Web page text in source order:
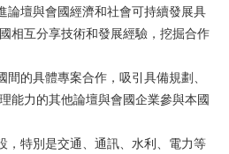
論壇與會國經濟和社會可持續發展具
相互分享技術和發展經驗，挖掘合作
的具體專案合作，吸引具備規劃、
能力的其他論壇與會國企業參與本國
，特別是交通、通訊、水利、電力等